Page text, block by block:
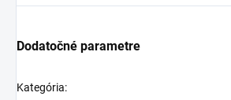
Dodatočné parametre
Kategória: